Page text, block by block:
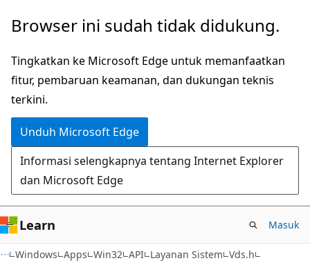
Lompati
konten
utama
Browser ini sudah tidak didukung.
Tingkatkan ke Microsoft Edge untuk memanfaatkan
fitur, pembaruan keamanan, dan dukungan teknis
terkini.
Unduh Microsoft Edge
Informasi selengkapnya tentang Internet Explorer
dan Microsoft Edge
Learn Masuk
Windows Apps Win32 API Layanan Sistem Vds.h